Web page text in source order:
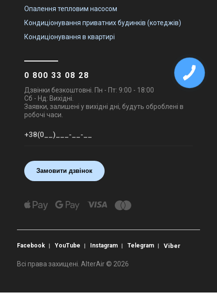
Опалення тепловим насосом
Кондиціонування приватних будинків (котеджів)
Кондиціонування в квартирі
0 800 33 08 28
Дзвінки безкоштовні. Пн - Пт: 9:00 - 18:00
Сб - Нд: Вихідні.
Заявки, залишені у вихідні дні, будуть оброблені в
робочі часи.
Замовити дзвінок
Facebook YouTube Instagram Telegram Viber
Всі права захищені. AlterAir © 2026